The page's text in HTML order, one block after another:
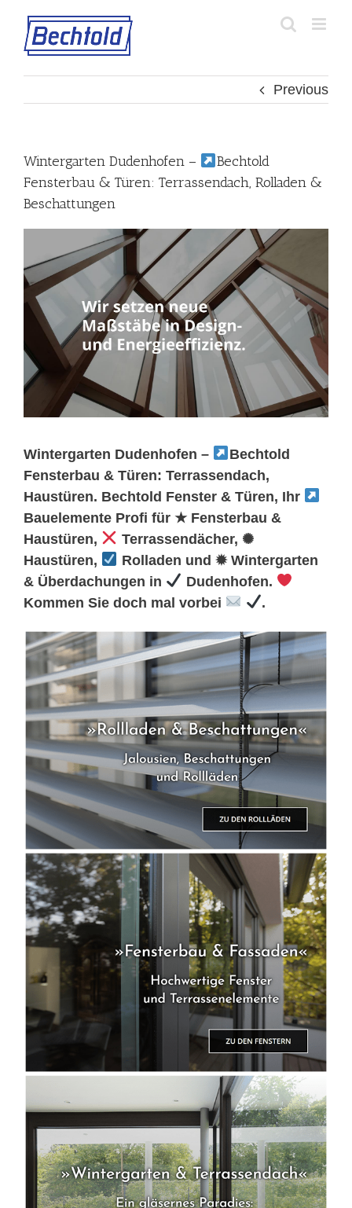
content
Previous
Wintergarten Dudenhofen –
Bechtold
Fensterbau & Türen: Terrassendach, Rolladen &
Beschattungen
Wintergarten Dudenhofen –
Bechtold
Fensterbau & Türen: Terrassendach,
Haustüren. Bechtold Fenster & Türen, Ihr
Bauelemente Profi für ★ Fensterbau &
Haustüren,
Terrassendächer, ✺
Haustüren,
Rolladen und ✹ Wintergarten
& Überdachungen in
Dudenhofen.
Kommen Sie doch mal vorbei
.